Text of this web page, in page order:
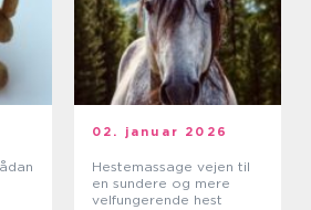
02. januar 2026
Hestemassage vejen til
en sundere og mere
velfungerende hest